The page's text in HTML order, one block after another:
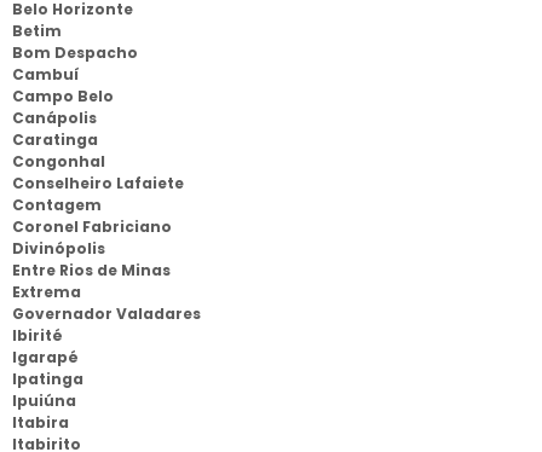
Belo Horizonte
Betim
Bom Despacho
Cambuí
Campo Belo
Canápolis
Caratinga
Congonhal
Conselheiro Lafaiete
Contagem
Coronel Fabriciano
Divinópolis
Entre Rios de Minas
Extrema
Governador Valadares
Ibirité
Igarapé
Ipatinga
Ipuiúna
Itabira
Itabirito